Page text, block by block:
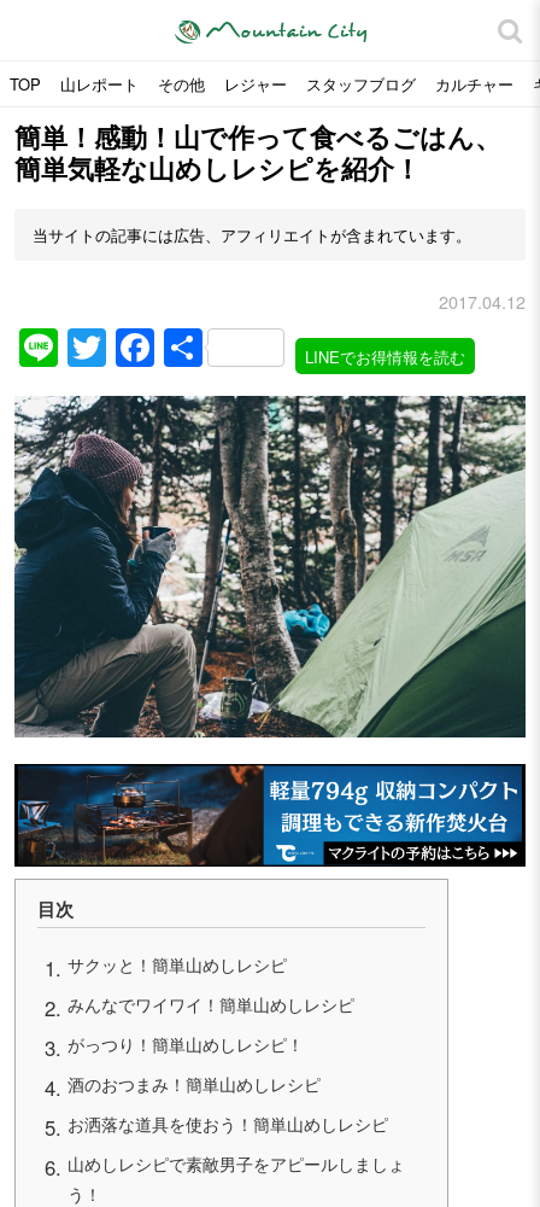
TOP 山レポート その他 レジャー スタッフブログ カルチャー
簡単！感動！山で作って食べるごはん、
簡単気軽な山めしレシピを紹介！
当サイトの記事には広告、アフィリエイトが含まれています。
2017.04.12
LineTwitter
Facebook
共
有
LINEでお得情報を読む
目次
サクッと！簡単山めしレシピ
みんなでワイワイ！簡単山めしレシピ
がっつり！簡単山めしレシピ！
酒のおつまみ！簡単山めしレシピ
お洒落な道具を使おう！簡単山めしレシピ
山めしレシピで素敵男子をアピールしましょ
う！